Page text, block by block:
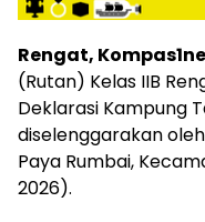
Rengat,
(Rutan) Kelas IIB
Deklarasi Kampung
diselenggarakan
Paya Rumbai,
2026).